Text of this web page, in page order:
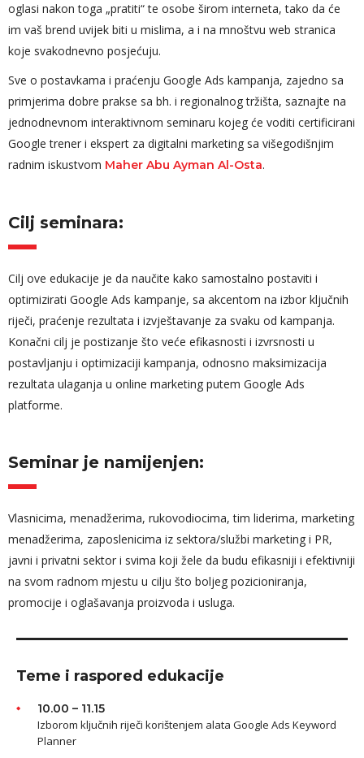
oglasi nakon toga „pratiti“ te osobe širom interneta, tako da će
im vaš brend uvijek biti u mislima, a i na mnoštvu web stranica
koje svakodnevno posjećuju.
Sve o postavkama i praćenju Google Ads kampanja, zajedno sa
primjerima dobre prakse sa bh. i regionalnog tržišta, saznajte na
jednodnevnom interaktivnom seminaru kojeg će voditi certificirani
Google trener i ekspert za digitalni marketing sa višegodišnjim
radnim iskustvom Maher Abu Ayman Al-Osta.
Cilj seminara:
Cilj ove edukacije je da naučite kako samostalno postaviti i
optimizirati Google Ads kampanje, sa akcentom na izbor ključnih
riječi, praćenje rezultata i izvještavanje za svaku od kampanja.
Konačni cilj je postizanje što veće efikasnosti i izvrsnosti u
postavljanju i optimizaciji kampanja, odnosno maksimizacija
rezultata ulaganja u online marketing putem Google Ads
platforme.
Seminar je namijenjen:
Vlasnicima, menadžerima, rukovodiocima, tim liderima, marketing
menadžerima, zaposlenicima iz sektora/službi marketing i PR,
javni i privatni sektor i svima koji žele da budu efikasniji i efektivniji
na svom radnom mjestu u cilju što boljeg pozicioniranja,
promocije i oglašavanja proizvoda i usluga.
Teme i raspored edukacije
10.00 – 11.15
Izborom ključnih riječi korištenjem alata Google Ads Keyword
Planner